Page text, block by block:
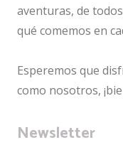
aventuras, de
qué comemos en
Esperemos que
como nosotros,
Newsletter